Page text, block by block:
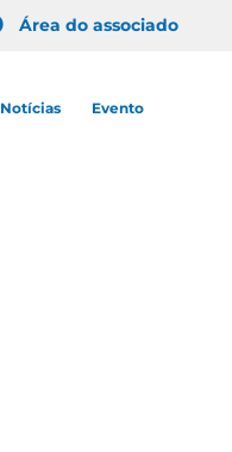
Área do associado
Notícias Evento